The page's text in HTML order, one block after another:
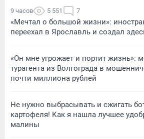
9 часов 5 551 7
«Мечтал о большой жизни»:
переехал в Ярославль и создал
«Он мне угрожает и портит жизнь»:
турагента из Волгограда в
почти миллиона рублей
Не нужно выбрасывать и сжигать
картофеля! Как я нашла лучшее
малины